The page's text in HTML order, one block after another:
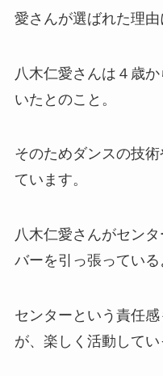
愛さんが選ばれた理由
八木仁愛さんは４歳
いたとのこと。
そのためダンスの技
ています。
八木仁愛さんがセン
バーを引っ張っている
センターという責任
が、楽しく活動してい